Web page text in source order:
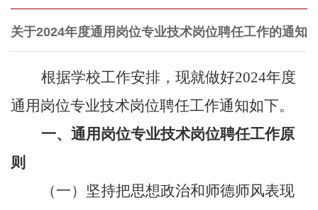
关于2024年度通用岗位专业技术岗位聘任工作的通知
根据学校工作安排，现就做好2024年度
通用岗位专业技术岗位聘任工作通知如下。
一、通用岗位专业技术岗位聘任工作原
则
（一）坚持把思想政治和师德师风表现